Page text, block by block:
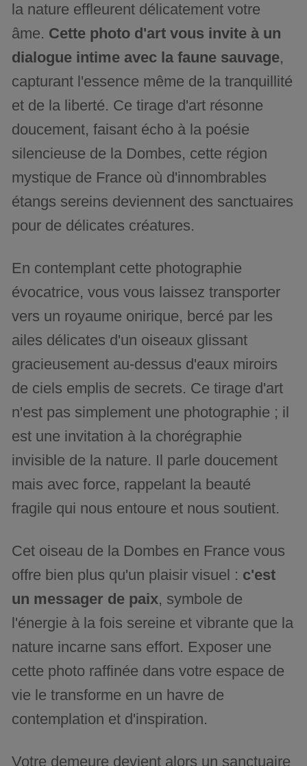
la nature effleurent délicatement votre
âme. Cette photo d'art vous invite à un
dialogue intime avec la faune sauvage,
capturant l'essence même de la tranquillité
et de la liberté. Ce tirage d'art résonne
doucement, faisant écho à la poésie
silencieuse de la Dombes, cette région
mystique de France où d'innombrables
étangs sereins deviennent des sanctuaires
pour de délicates créatures.
En contemplant cette photographie
évocatrice, vous vous laissez transporter
vers un royaume onirique, bercé par les
ailes délicates d'un oiseaux glissant
gracieusement au-dessus d'eaux miroirs
de ciels emplis de secrets. Ce tirage d'art
n'est pas simplement une photographie ; il
est une invitation à la chorégraphie
invisible de la nature. Il parle doucement
mais avec force, rappelant la beauté
fragile qui nous entoure et nous soutient.
Cet oiseau de la Dombes en France vous
offre bien plus qu'un plaisir visuel : c'est
un messager de paix, symbole de
l'énergie à la fois sereine et vibrante que la
nature incarne sans effort. Exposer une
cette photo raffinée dans votre espace de
vie le transforme en un havre de
contemplation et d'inspiration.
Votre demeure devient alors un sanctuaire